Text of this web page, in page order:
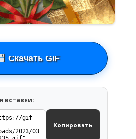
Скачать GIF
вставки:
Копировать